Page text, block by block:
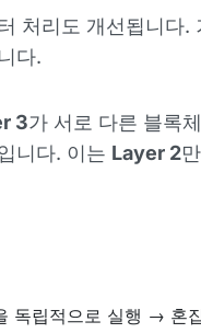
처리도 개선됩니다.
다.
3가 서로 다른 블록
니다. 이는 Layer 2
독립적으로 실행 → 혼